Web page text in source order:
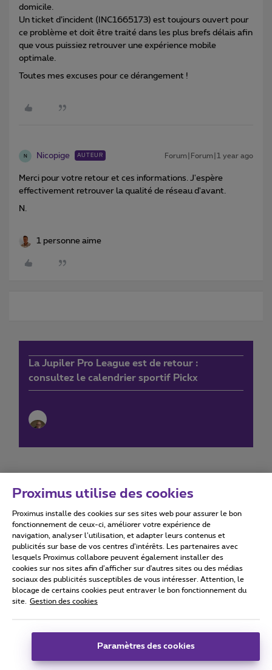
domicile.
Un ticket d’incident (INC1665173) est toujours ouvert pour
ce problème et doit être traité dans les plus brefs délais afin
que vous puissiez retrouver une expérience mobile
optimale.
Toutes mes excuses pour ce dérangement !
N Nicopige AUTEUR Forum|Forum|1 year ago
Merci pour votre retour et ces informations. J'espère
effectivement retrouver la qualité de réseau d'avant.
N.
1 personne aime
La Jupiler Pro League est de retour :
consultez le calendrier sportif Pickx
Conditions d'utilisation Accessibility statement
Tous droits réservés. © 2026 Proximus
Conditions générales, info consommateur
Coordonnées de l’entreprise
Boulevard du Roi Albert II 27 - B-1030 Bruxelles.
Proximus utilise des cookies
Proximus installe des cookies sur ses sites web pour assurer le bon
fonctionnement de ceux-ci, améliorer votre expérience de
navigation, analyser l’utilisation, et adapter leurs contenus et
publicités sur base de vos centres d’intérêts. Les partenaires avec
lesquels Proximus collabore peuvent également installer des
cookies sur nos sites afin d’afficher sur d'autres sites ou des médias
sociaux des publicités susceptibles de vous intéresser. Attention, le
blocage de certains cookies peut entraver le bon fonctionnement du
site.
Gestion des cookies
Paramètres des cookies